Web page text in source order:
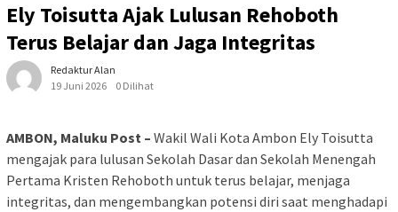
Ely Toisutta Ajak Lulusan Rehoboth
Terus Belajar dan Jaga Integritas
Redaktur Alan
19 Juni 2026
0 Dilihat
AMBON, Maluku Post – Wakil Wali Kota Ambon Ely Toisutta
mengajak para lulusan Sekolah Dasar dan Sekolah Menengah
Pertama Kristen Rehoboth untuk terus belajar, menjaga
integritas, dan mengembangkan potensi diri saat menghadapi